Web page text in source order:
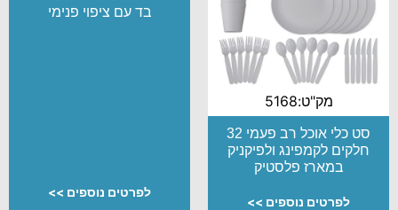
מק"ט:5168
סט כלי אוכל רב פעמי 32
חלקים לקמפינג ולפיקניק
במארז פלסטיק
לפרטים נוספים >>
בד עם ציפוי פנימי
לפרטים נוספים >>